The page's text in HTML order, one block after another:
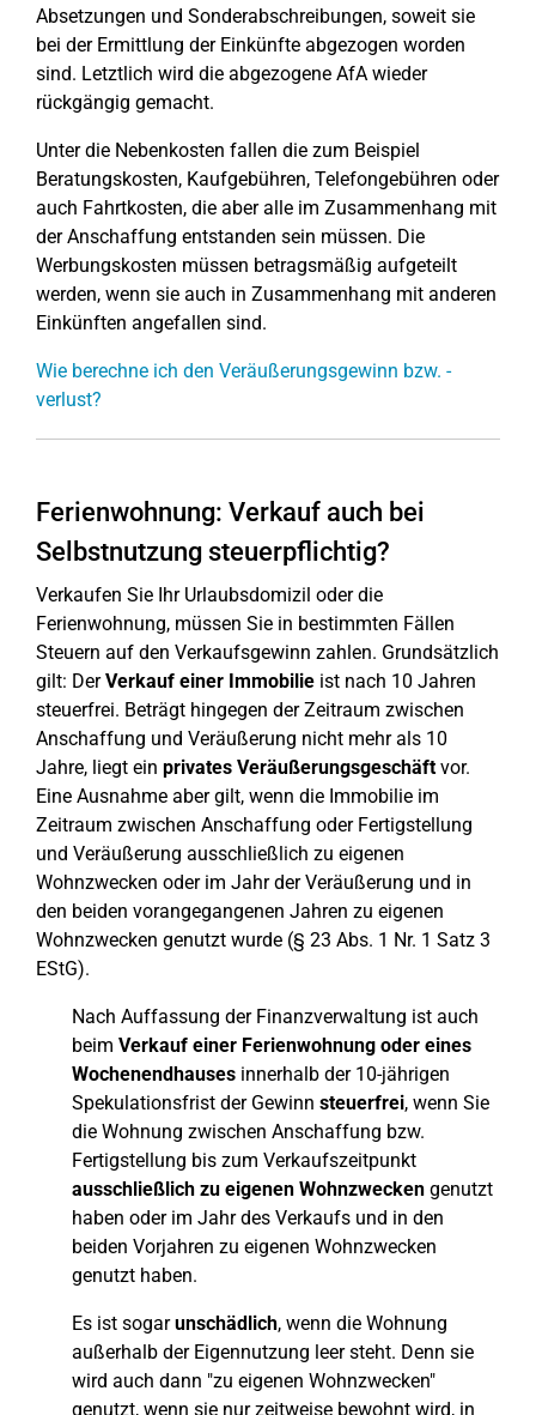
Absetzungen und Sonderabschreibungen, soweit sie
bei der Ermittlung der Einkünfte abgezogen worden
sind. Letztlich wird die abgezogene AfA wieder
rückgängig gemacht.
Unter die Nebenkosten fallen die zum Beispiel
Beratungskosten, Kaufgebühren, Telefongebühren oder
auch Fahrtkosten, die aber alle im Zusammenhang mit
der Anschaffung entstanden sein müssen. Die
Werbungskosten müssen betragsmäßig aufgeteilt
werden, wenn sie auch in Zusammenhang mit anderen
Einkünften angefallen sind.
Wie berechne ich den Veräußerungsgewinn bzw. -
verlust?
Ferienwohnung: Verkauf auch bei
Selbstnutzung steuerpflichtig?
Verkaufen Sie Ihr Urlaubsdomizil oder die
Ferienwohnung, müssen Sie in bestimmten Fällen
Steuern auf den Verkaufsgewinn zahlen. Grundsätzlich
gilt: DerVerkauf einer Immobilie ist nach 10 Jahren
steuerfrei. Beträgt hingegen der Zeitraum zwischen
Anschaffung und Veräußerung nicht mehr als 10
Jahre, liegt ein privates Veräußerungsgeschäftvor.
Eine Ausnahme aber gilt, wenn die Immobilie im
Zeitraum zwischen Anschaffung oder Fertigstellung
und Veräußerung ausschließlich zu eigenen
Wohnzwecken oder im Jahr der Veräußerung und in
den beiden vorangegangenen Jahren zu eigenen
Wohnzwecken genutzt wurde (§ 23 Abs. 1 Nr. 1 Satz 3
EStG).
Nach Auffassung der Finanzverwaltung ist auch
beim Verkauf einer Ferienwohnung oder eines
Wochenendhauses innerhalb der 10-jährigen
Spekulationsfrist der Gewinn steuerfrei, wenn Sie
die Wohnung zwischen Anschaffung bzw.
Fertigstellung bis zum Verkaufszeitpunkt
ausschließlich zu eigenen Wohnzwecken genutzt
haben oder im Jahr des Verkaufs und in den
beiden Vorjahren zu eigenen Wohnzwecken
genutzt haben.
Es ist sogarunschädlich, wenn die Wohnung
außerhalb der Eigennutzung leer steht. Denn sie
wird auch dann "zu eigenen Wohnzwecken"
genutzt, wenn sie nur zeitweise bewohnt wird, in